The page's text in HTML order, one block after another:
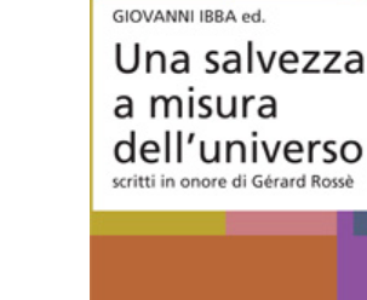
AGGIUNGI AL CARRELLO